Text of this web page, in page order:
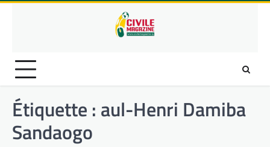
Étiquette : aul-Henri Damiba
Sandaogo